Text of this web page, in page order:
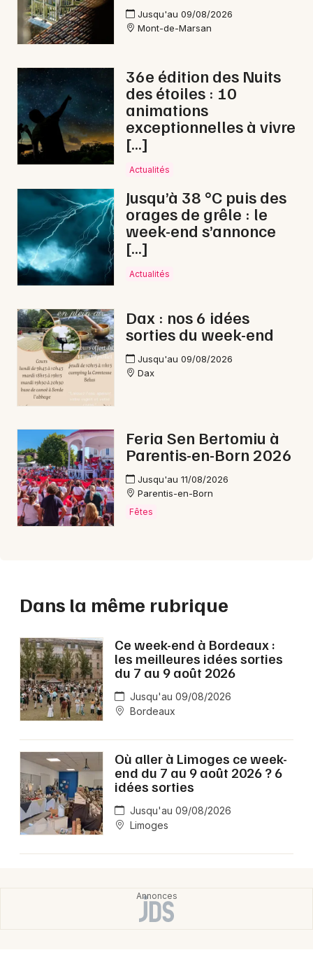
Jusqu'au 09/08/2026
Mont-de-Marsan
36e édition des Nuits
des étoiles : 10
animations
exceptionnelles à vivre
[…]
Actualités
Jusqu’à 38 °C puis des
orages de grêle : le
week-end s’annonce
[…]
Actualités
Dax : nos 6 idées
sorties du week-end
Jusqu'au 09/08/2026
Dax
Feria Sen Bertomiu à
Parentis-en-Born 2026
Jusqu'au 11/08/2026
Parentis-en-Born
Fêtes
Dans la même rubrique
Ce week-end à Bordeaux :
les meilleures idées sorties
du 7 au 9 août 2026
Jusqu'au 09/08/2026
Bordeaux
Où aller à Limoges ce week-
end du 7 au 9 août 2026 ? 6
idées sorties
Jusqu'au 09/08/2026
Limoges